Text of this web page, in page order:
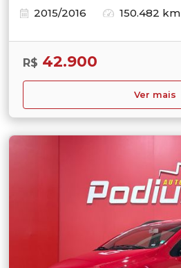
2015/2016
150.482 km
R$ 42.900
Ver mais